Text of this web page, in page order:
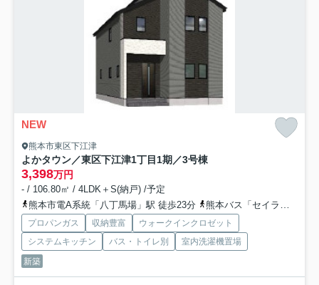
NEW
熊本市東区下江津
よかタウン／東区下江津1丁目1期／3号棟
3,398万円
- / 106.80㎡ / 4LDK＋S(納戸) /予定
熊本市電A系統「八丁馬場」駅 徒歩23分
熊本バス「セイラタウン北」バス停下車 徒歩4分
プロパンガス 収納豊富
ウォークインクロゼット
システムキッチン
バス・トイレ別
室内洗濯機置場
新築